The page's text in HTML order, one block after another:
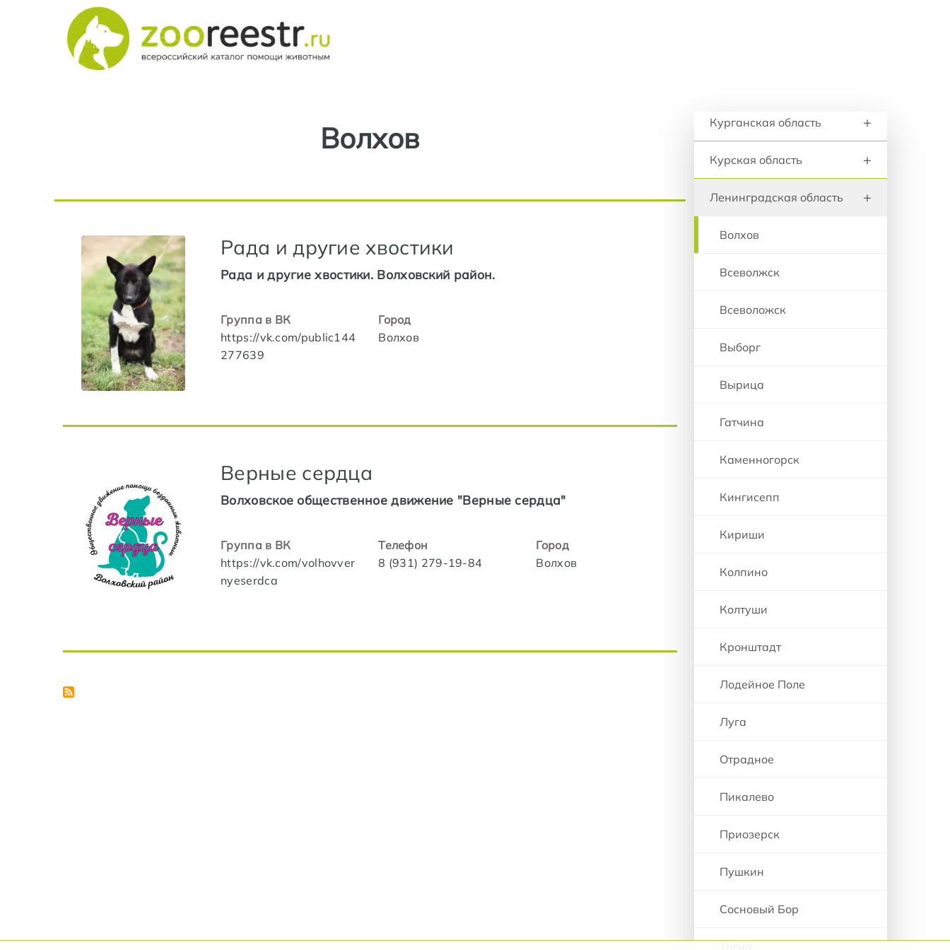
Волхов
Рада и другие хвостики
Рада и другие хвостики. Волховский район.
Группа в ВК
https://vk.com/public144
277639
Город
Волхов
Верные сердца
Волховское общественное движение "Верные сердца"
Группа в ВК
https://vk.com/volhovver
nyeserdca
Телефон
8 (931) 279-19-84
Город
Волхов
Регионы и города
Курганская область +
Курская область +
Ленинградская область +
Волхов
Всеволжск
Всеволожск
Выборг
Вырица
Гатчина
Каменногорск
Кингисепп
Кириши
Колпино
Колтуши
Кронштадт
Лодейное Поле
Луга
Отрадное
Пикалево
Приозерск
Пушкин
Сосновый Бор